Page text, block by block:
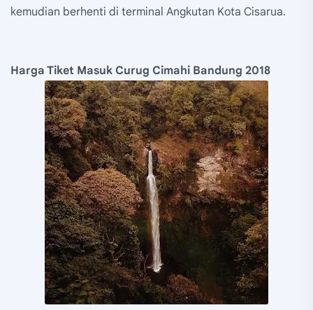
kemudian berhenti di terminal Angkutan Kota Cisarua.
Harga Tiket Masuk Curug Cimahi Bandung 2018